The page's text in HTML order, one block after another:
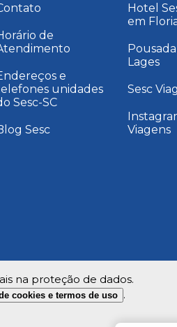
de
e
unidades
Sesc-SC
Sesc
Hotel
em
Lages
Sesc
Viagens
na proteção de dados.
cookies e termos de uso .